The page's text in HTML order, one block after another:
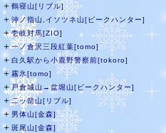
＋ 鶴寝山[リブル]
＋沖ノ指山,イソツネ山[ピークハンター]
＋壱岐対馬[ZIO]
＋一ノ倉沢三段紅葉[tomo]
＋ 白久駅から小鹿野警察前[tokoro]
＋ 霧氷[tomo]
＋戸倉城山→盆堀山[ピークハンター]
＋二ッ箭山[リブル]
＋ 男体山[金森]
＋ 斑尾山[金森]